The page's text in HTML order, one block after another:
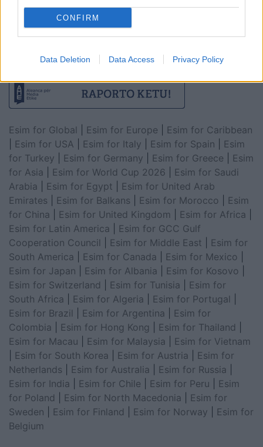
CONFIRM
Data Deletion Data Access Privacy Policy
Esim for Global Esim for Europe
Esim for Caribbean
Esim for USA Esim for Italy Esim for Spain
Esim
for Turkey
Esim for Germany Esim for Greece
Esim
for Asia
Esim for World Cup 2026
Esim for Saudi
Arabia
Esim for Egypt
Esim for United Arab
Emirates
Esim for Balkans Esim for Morocco
Esim
for China
Esim for United Kingdom Esim for Africa
Esim for Latin America
Esim for GCC Gulf
Cooperation Council
Esim for Middle East
Esim for
South America
Esim for Canada Esim for Mexico
Esim for Japan
Esim for Albania Esim for Kosovo
Esim for Switzerland
Esim for Tunisia
Esim for
South Africa
Esim for Algeria Esim for Portugal
Esim for Brazil
Esim for Argentina
Esim for
Colombia
Esim for Hong Kong Esim for Thailand
Esim for Macau
Esim for Malaysia
Esim for Vietnam
Esim for South Korea Esim for Austria
Esim for
Netherlands
Esim for Australia Esim for Russia
Esim for India
Esim for Chile Esim for Peru
Esim
for Poland
Esim for North Macedonia
Esim for
Sweden
Esim for Finland Esim for Norway
Esim for
Belgium